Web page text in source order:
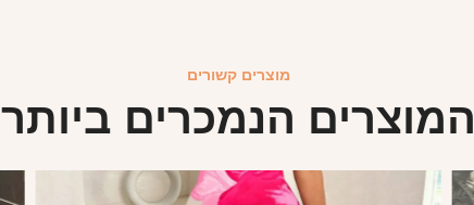
מוצרים קשורים
המוצרים הנמכרים ביותר